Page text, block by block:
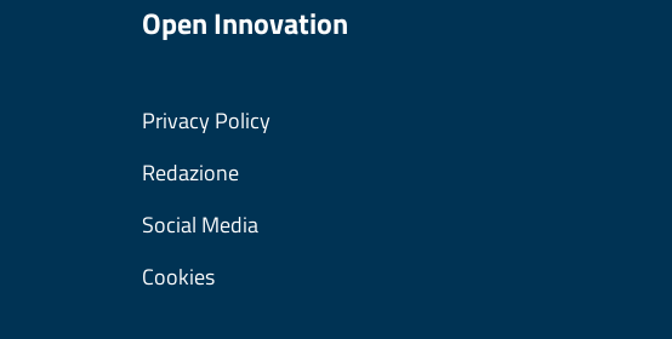
Open Innovation
Privacy Policy
Redazione
Social Media
Cookies